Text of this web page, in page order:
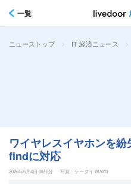
一覧
ニューストップ > IT 経済ニュース >
ワイヤレスイヤホンを
findに対応
2026年6月4日 0時0分 写真：ケータイ Watch